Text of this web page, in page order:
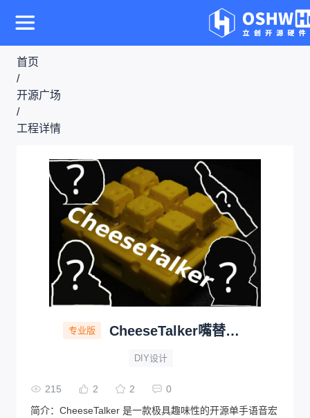
首页
/
开源广场
/
工程详情
专业版 CheeseTalker嘴替键盘
DIY设计
215 2 2
0
简介： CheeseTalker 是一款极具趣味性的开源单手语音宏